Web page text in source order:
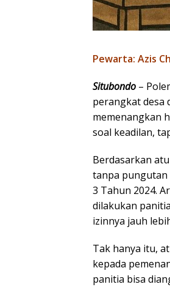
Pewarta: Azis
Situbondo –
perangkat desa
memenangkan
soal keadilan,
Berdasarkan
tanpa pungutan
3 Tahun 2024.
dilakukan
izinnya jauh
Tak hanya itu,
kepada
panitia bisa